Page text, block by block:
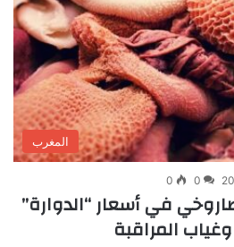
المغرب
0
0
في أسعار “الدوارة”
المراقبة